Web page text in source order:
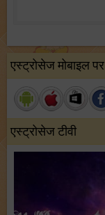
एस्ट्रोसेज मोबाइल पर
एस्ट्रोसेज टीवी